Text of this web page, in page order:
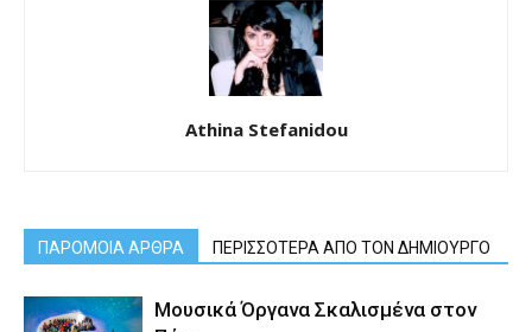
Athina Stefanidou
ΠΑΡΟΜΟΙΑ ΑΡΘΡΑ ΠΕΡΙΣΣΟΤΕΡΑ ΑΠΟ ΤΟΝ ΔΗΜΙΟΥΡΓΟ
Μουσικά Όργανα Σκαλισμένα στον